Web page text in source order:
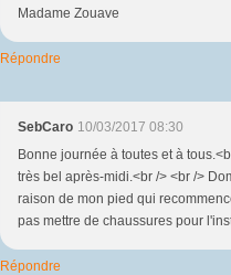
Madame Zouave
Répondre
SebCaro 10/03/2017 08:30
Bonne journée à toutes et à
très bel après-midi.<br /> <br />
raison de mon pied qui
pas mettre de chaussures pour
Répondre